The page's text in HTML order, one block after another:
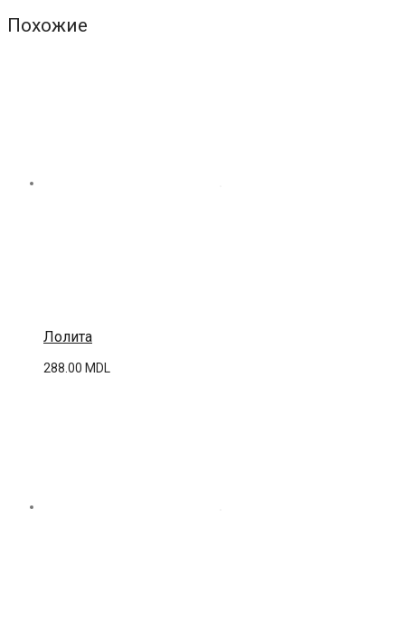
Похожие
Лолита
288.00 MDL